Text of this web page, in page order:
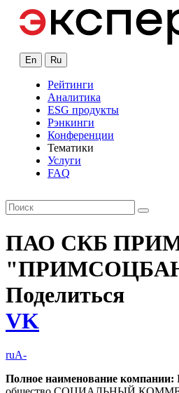
En Ru
Рейтинги
Аналитика
ESG продукты
Рэнкинги
Конференции
Тематики
Услуги
FAQ
ПАО СКБ
Поделиться
VK
ruA-
Полное наименование компании: